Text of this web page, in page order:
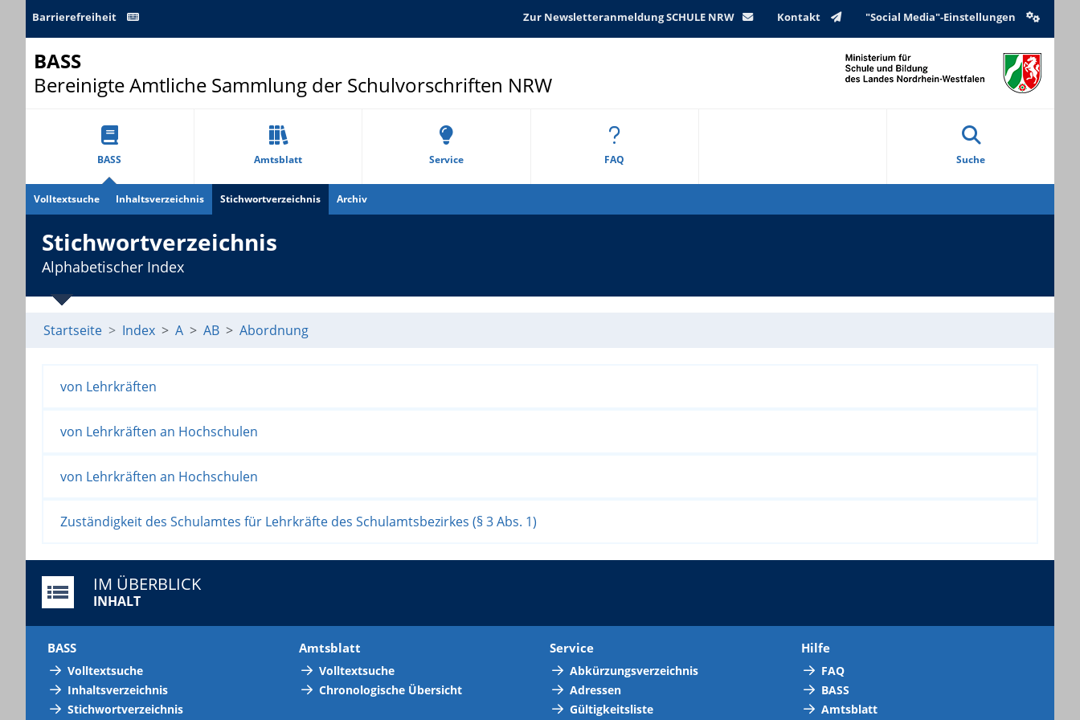
Barrierefreiheit Zur Newsletteranmeldung SCHULE NRW Kontakt "Social Media"-Einstellungen
BASS
Bereinigte Amtliche Sammlung der Schulvorschriften NRW
BASS Amtsblatt Service FAQ Suche
Volltextsuche Inhaltsverzeichnis Stichwortverzeichnis Archiv
Stichwortverzeichnis
Alphabetischer Index
Startseite Index A AB Abordnung
von Lehrkräften
von Lehrkräften an Hochschulen
von Lehrkräften an Hochschulen
Zuständigkeit des Schulamtes für Lehrkräfte des Schulamtsbezirkes (§ 3 Abs. 1)
IM ÜBERBLICK
INHALT
BASS
Volltextsuche
Inhaltsverzeichnis
Stichwortverzeichnis
Amtsblatt
Volltextsuche
Chronologische Übersicht
Service
Abkürzungsverzeichnis
Adressen
Gültigkeitsliste
Hilfe
FAQ
BASS
Amtsblatt